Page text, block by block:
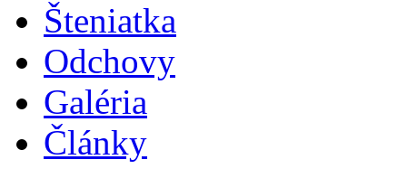
Šteniatka
Odchovy
Galéria
Články